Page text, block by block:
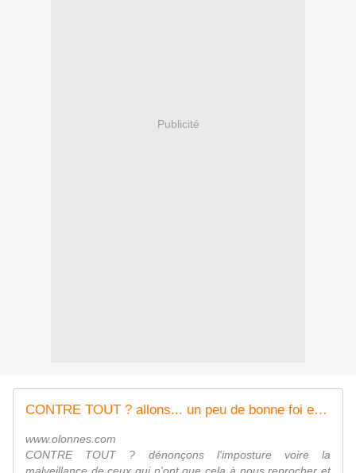
Publicité
CONTRE TOUT ? allons... un peu de bonne foi et plus de sang froid - Citoyens au Pays des Olonnes
www.olonnes.com
CONTRE TOUT ? dénonçons l'imposture voire la